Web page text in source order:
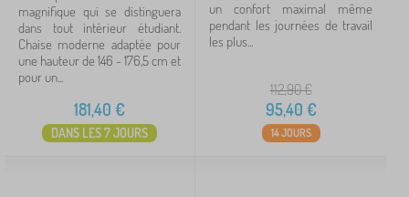
magnifique qui se distinguera
dans tout intérieur étudiant.
Chaise moderne adaptée pour
une hauteur de 146 - 176,5 cm et
pour un...
181,40 €
DANS LES 7 JOURS
un confort maximal même
pendant les journées de travail
les plus...
112,90€
95,40 €
14 JOURS